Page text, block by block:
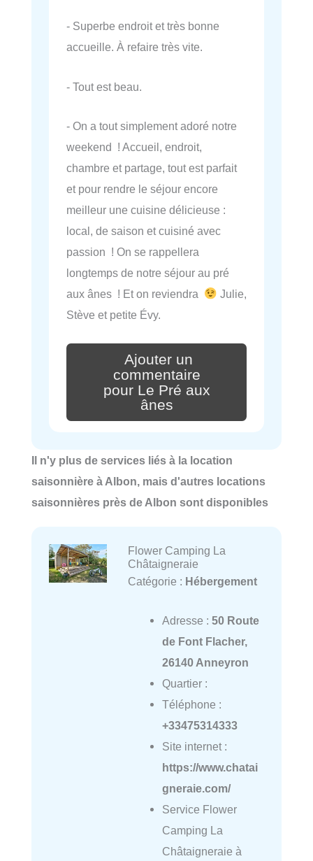
- Superbe endroit et très bonne
accueille. À refaire très vite.
- Tout est beau.
- On a tout simplement adoré notre
weekend ! Accueil, endroit,
chambre et partage, tout est parfait
et pour rendre le séjour encore
meilleur une cuisine délicieuse :
local, de saison et cuisiné avec
passion ! On se rappellera
longtemps de notre séjour au pré
aux ânes ! Et on reviendra
Julie,
Stève et petite Évy.
Ajouter un
commentaire
pour Le Pré aux
ânes
Il n'y plus de services liés à la location
saisonnière à Albon, mais d'autres locations
saisonnières près de Albon sont disponibles
Flower Camping La
Châtaigneraie
Catégorie : Hébergement
Adresse : 50 Route
de Font Flacher,
26140 Anneyron
Quartier :
Téléphone :
+33475314333
Site internet :
https://www.chatai
gneraie.com/
Service Flower
Camping La
Châtaigneraie à